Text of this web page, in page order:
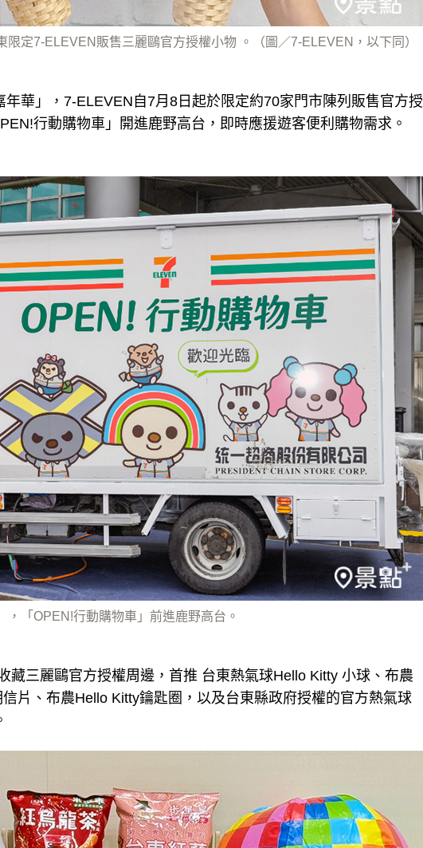
限定7-ELEVEN販售三麗鷗官方授權小物 。（圖／7-ELEVEN，以下同）
華」，7-ELEVEN自7月8日起於限定約70家門市陳列販售官方授
行動購物車」開進鹿野高台，即時應援遊客便利購物需求。
「OPEN!行動購物車」前進鹿野高台。
藏三麗鷗官方授權周邊，首推 台東熱氣球Hello Kitty 小球、布農
片、布農Hello Kitty鑰匙圈，以及台東縣政府授權的官方熱氣球